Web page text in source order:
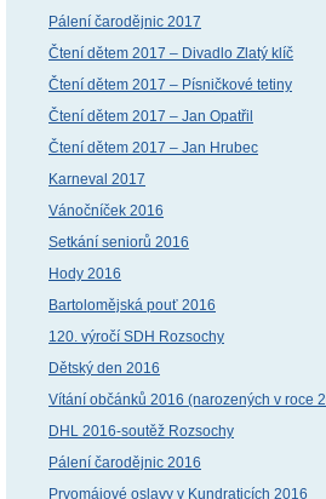
Pálení čarodějnic 2017
Čtení dětem 2017 – Divadlo Zlatý klíč
Čtení dětem 2017 – Písničkové tetiny
Čtení dětem 2017 – Jan Opatřil
Čtení dětem 2017 – Jan Hrubec
Karneval 2017
Vánočníček 2016
Setkání seniorů 2016
Hody 2016
Bartolomějská pouť 2016
120. výročí SDH Rozsochy
Dětský den 2016
Vítání občánků 2016 (narozených v roce
DHL 2016-soutěž Rozsochy
Pálení čarodějnic 2016
Prvomájové oslavy v Kundraticích 2016